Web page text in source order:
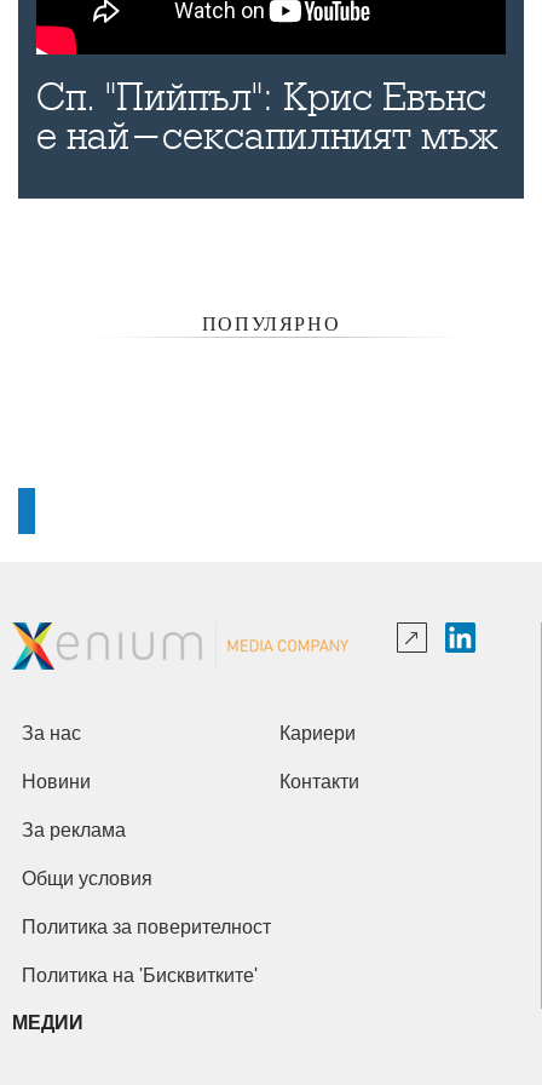
Сп. "Пийпъл": Крис Евънс
е най-сексапилният мъж
ПОПУЛЯРНО
За нас Кариери
Новини Контакти
За реклама
Общи условия
Политика за поверителност
Политика на 'Бисквитките'
МЕДИИ